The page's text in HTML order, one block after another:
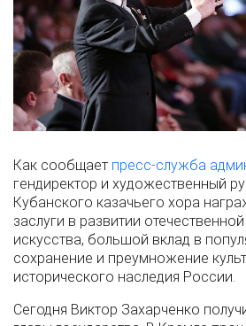
Как сообщает пресс-служба
гендиректор и художественный
Кубанского казачьего хора
заслуги в развитии
искусства, большой вклад в
сохранение и преумножение
исторического наследия России.
Сегодня Виктор Захарченко